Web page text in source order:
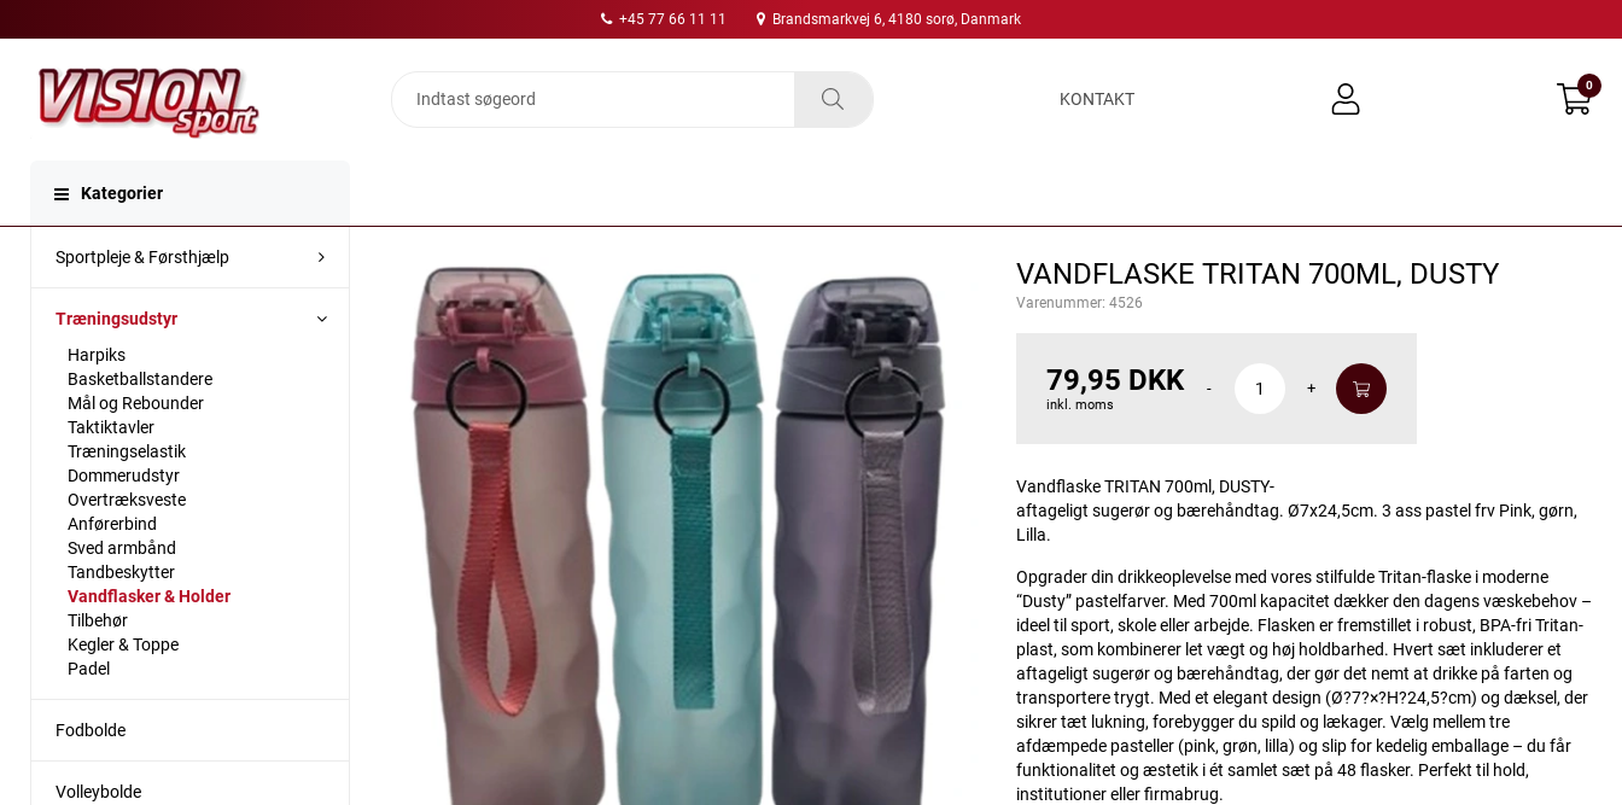
+45 77 66 11 11 Brandsmarkvej 6, 4180 sorø, Danmark
KONTAKT
0
Kategorier
Sportpleje & Førsthjælp
Træningsudstyr
Harpiks
Basketballstandere
Mål og Rebounder
Taktiktavler
Træningselastik
Dommerudstyr
Overtræksveste
Anførerbind
Sved armbånd
Tandbeskytter
Vandflasker & Holder
Tilbehør
Kegler & Toppe
Padel
Fodbolde
Volleybolde
VANDFLASKE TRITAN 700ML, DUSTY
Varenummer: 4526
79,95 DKK
inkl. moms
- +
Vandflaske TRITAN 700ml, DUSTY-
aftageligt sugerør og bærehåndtag. Ø7x24,5cm. 3 ass pastel frv Pink, gørn,
Lilla.
Opgrader din drikkeoplevelse med vores stilfulde Tritan-flaske i moderne
“Dusty” pastelfarver. Med 700ml kapacitet dækker den dagens væskebehov –
ideel til sport, skole eller arbejde. Flasken er fremstillet i robust, BPA-fri Tritan-
plast, som kombinerer let vægt og høj holdbarhed. Hvert sæt inkluderer et
aftageligt sugerør og bærehåndtag, der gør det nemt at drikke på farten og
transportere trygt. Med et elegant design (Ø?7?×?H?24,5?cm) og dæksel, der
sikrer tæt lukning, forebygger du spild og lækager. Vælg mellem tre
afdæmpede pasteller (pink, grøn, lilla) og slip for kedelig emballage – du får
funktionalitet og æstetik i ét samlet sæt på 48 flasker. Perfekt til hold,
institutioner eller firmabrug.